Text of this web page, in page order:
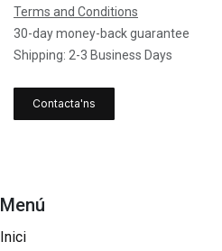
Terms and Conditions
30-day money-back guarantee
Shipping: 2-3 Business Days
Contacta'ns
Menú
Inici